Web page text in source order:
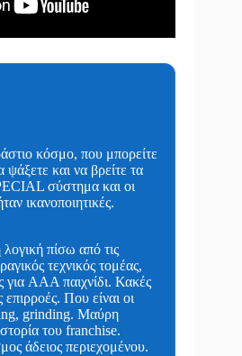
κόσμο, που μπορείτε
ψάξετε και να βρείτε τα
σύστημα και οι
ικανοποιητικές.
πίσω από τις
τεχνικός τομέας,
για AAA παιχνίδι. Κακές
Που είναι οι
grinding. Mαύρη
του franchise.
άδειος περιεχομένου.